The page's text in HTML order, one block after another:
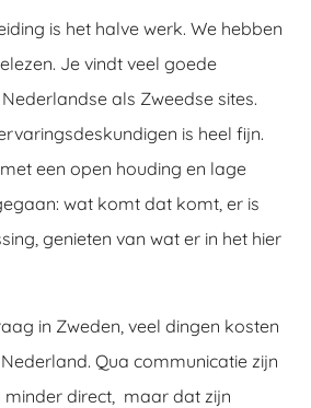
is het halve werk. We hebben
Je vindt veel goede
als Zweedse sites.
is heel fijn.
een open houding en lage
wat komt dat komt, er is
genieten van wat er in het hier
in Zweden, veel dingen kosten
Qua communicatie zijn
minder direct, maar dat zijn